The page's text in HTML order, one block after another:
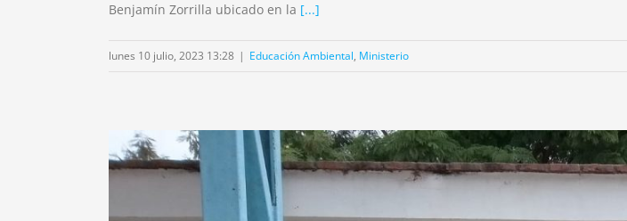
Benjamín Zorrilla ubicado en la [...]
lunes 10 julio, 2023 13:28 | Educación Ambiental, Ministerio